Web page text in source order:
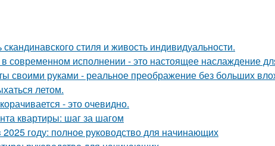
скандинавского стиля и живость индивидуальности.
в современном исполнении - это настоящее наслаждение
своими руками - реальное преображение без больших
летом.
- это очевидно.
квартиры: шаг за шагом
году: полное руководство для начинающих